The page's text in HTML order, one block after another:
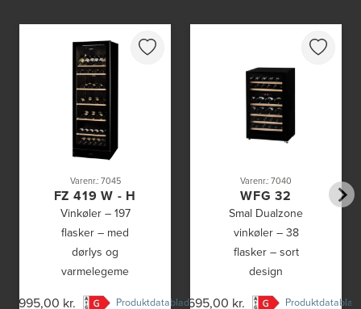
Varenr.: 7045
FZ 419 W - H
Vinkøler – 197
flasker – med
dørlys og
varmelegeme
25.995,00 kr. Produktdatablad
Varenr.: 7040
WFG 32
Smal Dualzone
vinkøler – 38
flasker – sort
design
12.695,00 kr. Produktdatablad